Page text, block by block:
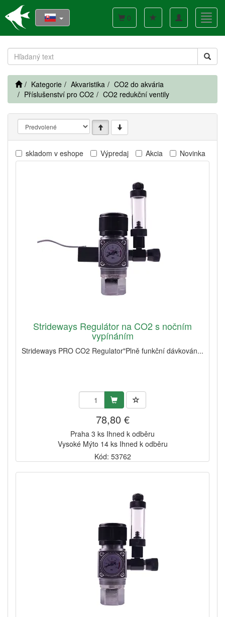
Toggle
navigation
0
Kategorie Akvaristika
CO2 do akvária
Příslušenství pro CO2
CO2 redukční ventily
skladom v eshope Výpredaj Akcia Novinka
Strideways Regulátor na CO2 s nočním
vypínáním
Strideways PRO CO2 Regulator"Plně funkční dávkován...
78,80 €
Praha 3 ks Ihned k odběru
Vysoké Mýto 14 ks Ihned k odběru
Kód: 53762